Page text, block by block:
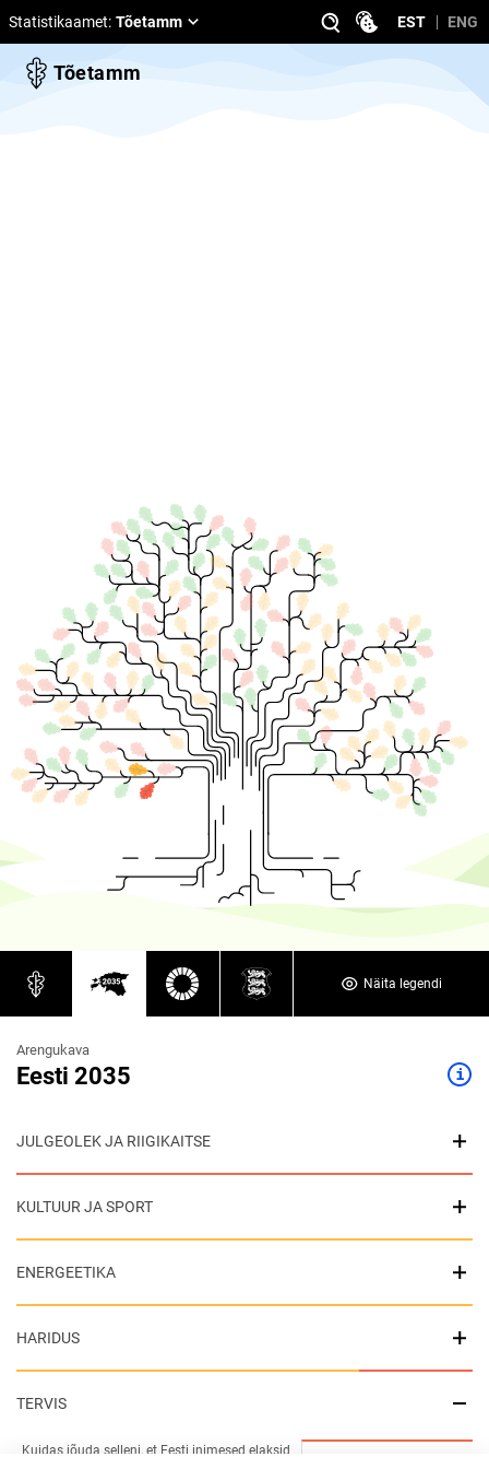
Statistikaamet: Tõetamm EST ENG
Tõetamm
Näita legendi
Arengukava
Eesti 2035
JULGEOLEK JA RIIGIKAITSE
KULTUUR JA SPORT
ENERGEETIKA
HARIDUS
TERVIS
Kuidas jõuda selleni, et Eesti inimesed elaksid